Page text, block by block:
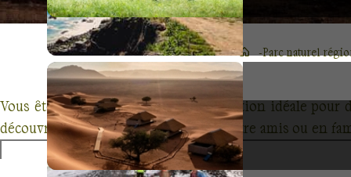
Parc naturel
Vous êtes à la recherche d’une destination idéale
découvrir des paysages d’exception entre amis ou en
et toutes les envies pour une escapade inoubliable.